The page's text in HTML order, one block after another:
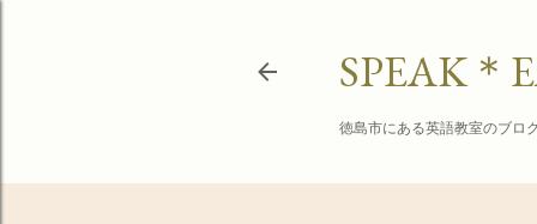
SPEAK＊
徳島市にある英語教室のブロ